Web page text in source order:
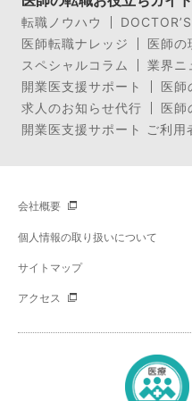
転職ノウハウ
医師転職ナレッジ
医師の
スペシャルコラム
業界ニ
開業医支援サポート
医師
求人のお知らせ代行
医師
開業医支援サポート ご利用
会社概要
個人情報の取り扱いについて
サイトマップ
アクセス